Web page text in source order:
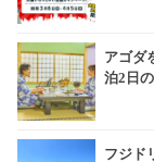
アゴダ
泊2日
フジド